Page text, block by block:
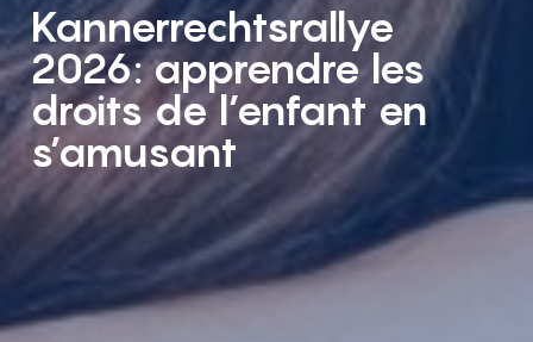
Kannerrechtsrallye
2026: apprendre les
droits de l’enfant en
s’amusant